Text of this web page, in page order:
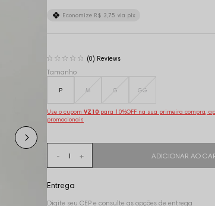
Economize R$ 3,75 via pix
(0)
Tamanho
P M G GG
Use o cupom VZ10 para 10%OFF na sua primeira compra,
promocionais